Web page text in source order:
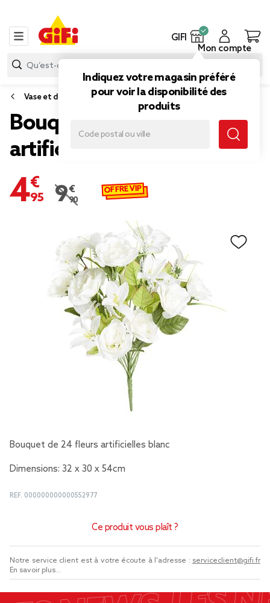
GIFI
Indiquez votre magasin préféré
pour voir la disponibilité des
produits
Mon compte
Vase et déco florale
Bouquet de 24 fleurs
artificielles blanc
4,95 €
Prix remisé de 9,90 € à 4,95 €
9,90 € OFFRE VIP
Bouquet de 24 fleurs artificielles blanc
Dimensions: 32 x 30 x 54cm
REF. 000000000000552977
Ce produit vous plaît ?
Notre service client est à votre écoute à l'adresse : serviceclient@gifi.fr
En savoir plus...